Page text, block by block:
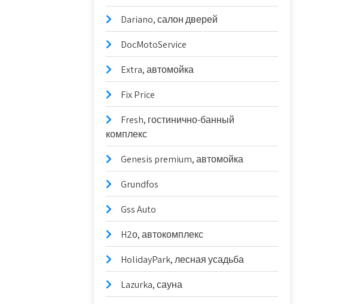
Dariano, салон дверей
DocMotoService
Extra, автомойка
Fix Price
Fresh, гостинично-банный
комплекс
Genesis premium, автомойка
Grundfos
Gss Auto
H2о, автокомплекс
HolidayPark, лесная усадьба
Lazurka, сауна